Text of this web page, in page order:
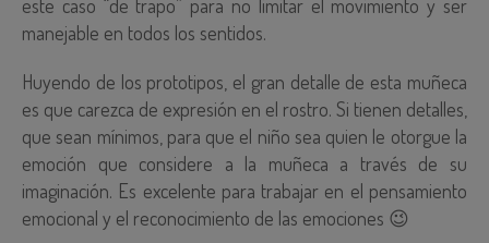
este caso “de trapo” para no limitar el movimiento y ser
manejable en todos los sentidos.
Huyendo de los prototipos, el gran detalle de esta muñeca
es que carezca de expresión en el rostro. Si tienen detalles,
que sean mínimos, para que el niño sea quien le otorgue la
emoción que considere a la muñeca a través de su
imaginación. Es excelente para trabajar en el pensamiento
emocional y el reconocimiento de las emociones 😉